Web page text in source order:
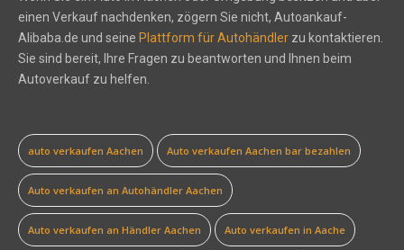
einen Verkauf nachdenken, zögern Sie nicht, Autoankauf-
Alibaba.de und seine Plattform für Autohändler zu kontaktieren.
Sie sind bereit, Ihre Fragen zu beantworten und Ihnen beim
Autoverkauf zu helfen.
auto verkaufen Aachen Auto verkaufen Aachen bar bezahlen
Auto verkaufen an Autohändler Aachen
Auto verkaufen an Händler Aachen Auto verkaufen in Aache